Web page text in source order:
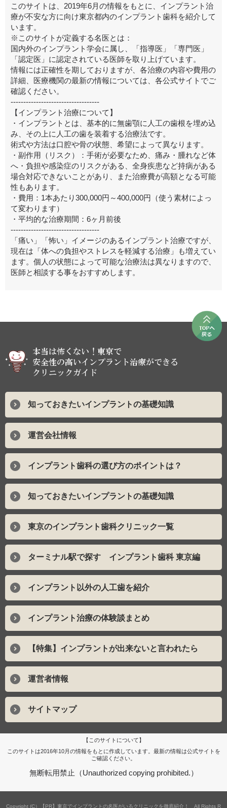
このサイトは、2019年6月の情報をもとに、インプラント治
療が不安な方に向け東京都内のインプラント歯科を紹介して
います。
※このサイトが定義する名医とは：
国内外のインプラント学会に属し、「指導医」「専門医」
「認定医」に認定されている医師を取り上げています。
情報には正確性を期しておりますが、各治療の内容や費用の
詳細、医療機関の最新の情報については、各公式サイトでご
確認ください。
-----------------------------------
【インプラント治療について】
・インプラントとは、基本的に無歯顎に人工の歯根を埋め込
み、その上に人工の歯を装着する治療法です。
術式や方法は口腔や骨の状態、希望によって異なります。
・副作用（リスク）：手術が必要なため、痛み・腫れなど体
へ・負担や感染症のリスクがある、全身疾患など持病がある
場合対応できないことがあり、また治療費が高額となる可能
性もあります。
・費用：1本あたり300,000円～400,000円（使う素材によっ
て変わります）
・平均的な治療期間：6ヶ月前後
-----------------------------------
「痛い」「怖い」イメージのあるインプラント治療ですが、
現在は「体への負担やストレスを軽減する治療」も増えてい
ます。個人の状態によって可能な治療法は異なりますので、
医師と相談する事をおすすめします。
知っておきたいインプラントの基礎知識
運営会社情報
インプラント歯科の選び方のポイントは？
知っておきたいインプラントの基礎知識
東京のインプラント歯科クリニック一覧
ターミナル駅で探す インプラント歯科 東京編
インプラント以外の人工歯を紹介
インプラント治療の体験談まとめ
【特集】インプラントが出来ないと言われたら
運営者情報
サイトマップ
【このサイトについて】
このサイトは2016年10月の情報をもとに作成しています。最新の情報は公式サイトを
ご確認ください。
無断転用禁止（Unauthorized copying prohibited.）
Copyright (C） 東京でインプラントの名医がいるクリニックを徹底紹介！ All Rights R